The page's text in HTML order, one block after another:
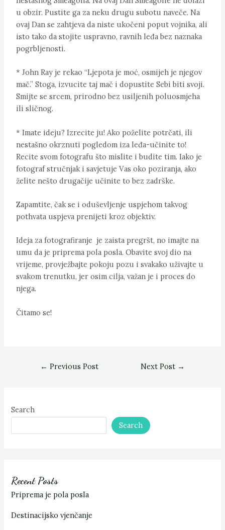
Search
Search
Recent Posts
Priprema je pola posla
Destinacijsko vjenčanje
u obzir. Pustite ga za neku drugu subotu naveče. Na
ovaj Dan se zahtjeva da niste ukočeni poput vojnika, ali
isto tako da stojite uspravno, ravnih leđa bez naznaka
pogrbljenosti.
* John Ray je rekao “Ljepota je moć, osmijeh je njegov
mač.” Stoga, izvucite taj mač i dopustite Sebi biti svoji.
Smijte se srcem, prirodno bez usiljenih poluosmjeha
ili sličnog.
* Imate ideju? Izrecite ju! Ako poželite potrčati, ili
nestašno okrznuti pogledom iza leđa-učinite to!
Recite svom fotografu što mislite i budite tim. Iako je
fotograf stručnjak i savjetuje Vas oko poziranja, ako
želite nešto drugačije učinite to bez zadrške.
Zapamtite, čak se i oduševljenje uspjehom takvog
pothvata uspjeva prenijeti kroz objektiv.
Ideja za fotografiranje je zaista pregršt, no imajte na
umu da je priprema pola posla. Obavite svoj dio na
vrijeme, provježbajte pokoju pozu i svakako uživajte u
svakom trenutku, jer osim cilja, važan je i proces do
njega.
Čitamo se!
← Previous Post Next Post →